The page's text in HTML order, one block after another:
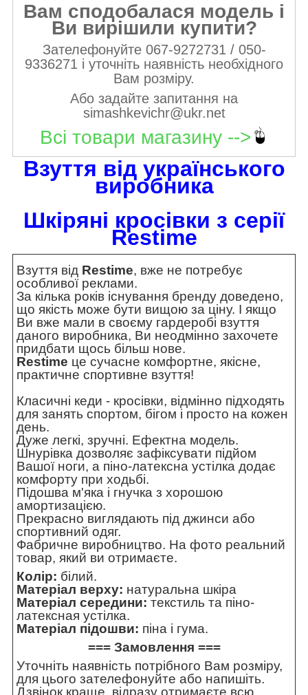
Вам сподобалася модель і
Ви вирішили купити?
Зателефонуйте 067-9272731 / 050-
9336271 і уточніть наявність необхідного
Вам розміру.
Або задайте запитання на
simashkevichr@ukr.net
Всі товари магазину -->
Взуття від українського
виробника
Шкіряні кросівки з серії
Restime
Взуття від Restime, вже не потребує
особливої реклами.
За кілька років існування бренду доведено,
що якість може бути вищою за ціну. І якщо
Ви вже мали в своєму гардеробі взуття
даного виробника, Ви неодмінно захочете
придбати щось більш нове.
Restime це сучасне комфортне, якісне,
практичне спортивне взуття!
Класичні кеди - кросівки, відмінно підходять
для занять спортом, бігом і просто на кожен
день.
Дуже легкі, зручні. Ефектна модель.
Шнурівка дозволяє зафіксувати підйом
Вашої ноги, а піно-латексна устілка додає
комфорту при ходьбі.
Підошва м'яка і гнучка з хорошою
амортизацією.
Прекрасно виглядають під джинси або
спортивний одяг.
Фабричне виробництво. На фото реальний
товар, який ви отримаєте.
Колір: білий.
Матеріал верху: натуральна шкіра
Матеріал середини: текстиль та піно-
латексная устілка.
Матеріал підошви: піна і гума.
=== Замовлення ===
Уточніть наявність потрібного Вам розміру,
для цього зателефонуйте або напишіть.
Дзвінок краще, відразу отримаєте всю